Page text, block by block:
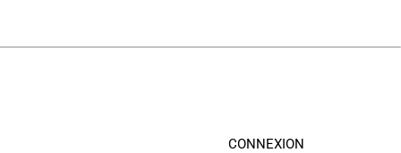
CONNEXION